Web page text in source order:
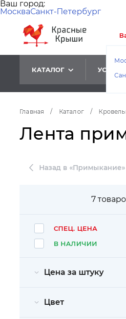
Ваш город:
МоскваСанкт-Петербург
КАТАЛОГ УСЛУГИ
Главная / Каталог /
Лента
Назад в «Примыкание»
7
СПЕЦ. ЦЕНА
В НАЛИЧИИ
Цена за штуку
Цвет